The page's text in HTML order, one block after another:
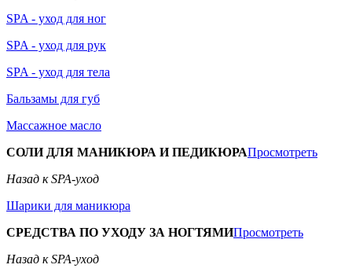
SPA - уход для ног
SPA - уход для рук
SPA - уход для тела
Бальзамы для губ
Массажное масло
СОЛИ ДЛЯ МАНИКЮРА И ПЕДИКЮРАПросмотреть
Назад к SPA-уход
Шарики для маникюра
СРЕДСТВА ПО УХОДУ ЗА НОГТЯМИПросмотреть
Назад к SPA-уход